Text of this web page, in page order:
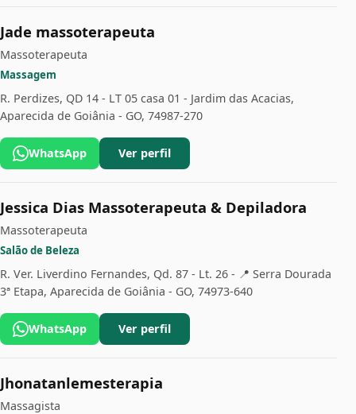
Jade massoterapeuta
Massoterapeuta
Massagem
R. Perdizes, QD 14 - LT 05 casa 01 - Jardim das Acacias,
Aparecida de Goiânia - GO, 74987-270
WhatsApp Ver perfil
Jessica Dias Massoterapeuta & Depiladora
Massoterapeuta
Salão de Beleza
R. Ver. Liverdino Fernandes, Qd. 87 - Lt. 26 - 📍 Serra Dourada
3ª Etapa, Aparecida de Goiânia - GO, 74973-640
WhatsApp Ver perfil
Jhonatanlemesterapia
Massagista